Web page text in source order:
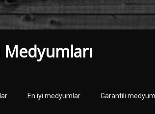
En iyi medyumlar Garantili